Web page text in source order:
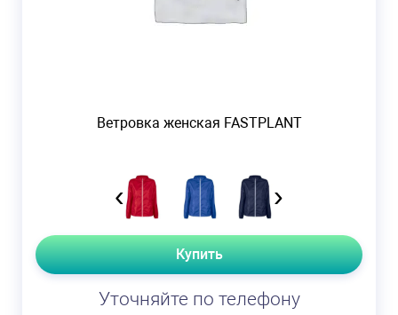
Ветровка женская FASTPLANT
‹ ›
Купить
Уточняйте по телефону